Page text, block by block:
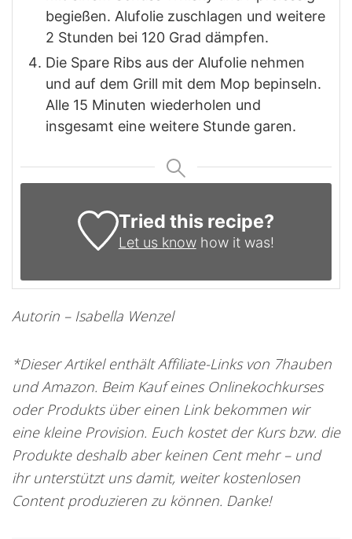
begießen. Alufolie zuschlagen und weitere
2 Stunden bei 120 Grad dämpfen.
Die Spare Ribs aus der Alufolie nehmen
und auf dem Grill mit dem Mop bepinseln.
Alle 15 Minuten wiederholen und
insgesamt eine weitere Stunde garen.
Tried this recipe?
Let us knowhow it was!
Autorin – Isabella Wenzel
*Dieser Artikel enthält Affiliate-Links von 7hauben
und Amazon. Beim Kauf eines Onlinekochkurses
oder Produkts über einen Link bekommen wir
eine kleine Provision. Euch kostet der Kurs bzw. die
Produkte deshalb aber keinen Cent mehr – und
ihr unterstützt uns damit, weiter kostenlosen
Content produzieren zu können. Danke!